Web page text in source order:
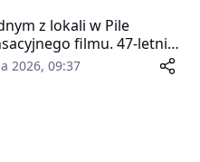
z lokali w Pile
filmu. 47-letni
spokoju, wrócił
Glock 19. Miał w
2026, 09:37